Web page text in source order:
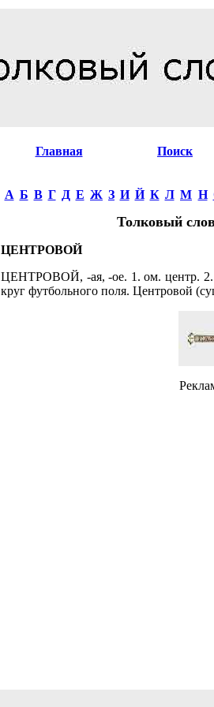
Главная Поиск
А Б В Г Д Е Ж З И Й К Л М Н
Толковый
ЦЕНТРОВОЙ
ЦЕНТРОВОЙ, -ая, -ое. 1. ом. центр. 2.
круг футбольного поля. Центровой